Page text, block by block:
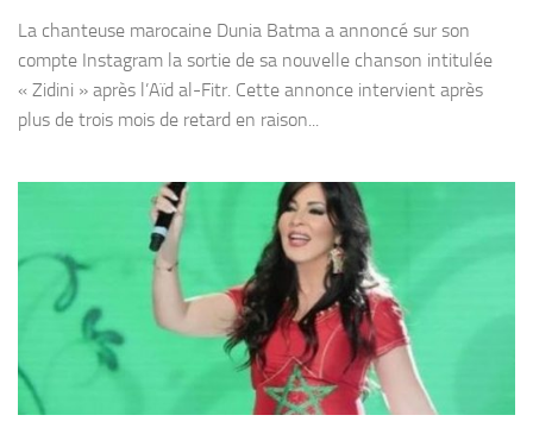
La chanteuse marocaine Dunia Batma a annoncé sur son
compte Instagram la sortie de sa nouvelle chanson intitulée
« Zidini » après l’Aïd al-Fitr. Cette annonce intervient après
plus de trois mois de retard en raison...